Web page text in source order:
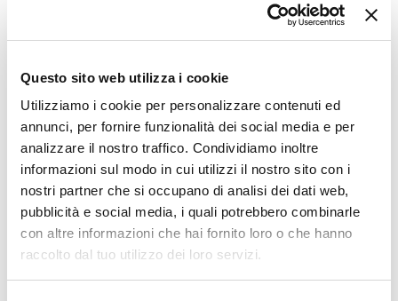
Questo sito web utilizza i cookie
Utilizziamo i cookie per personalizzare contenuti ed
annunci, per fornire funzionalità dei social media e per
analizzare il nostro traffico. Condividiamo inoltre
informazioni sul modo in cui utilizzi il nostro sito con i
nostri partner che si occupano di analisi dei dati web,
pubblicità e social media, i quali potrebbero combinarle
con altre informazioni che hai fornito loro o che hanno
raccolto dal tuo utilizzo dei loro servizi.